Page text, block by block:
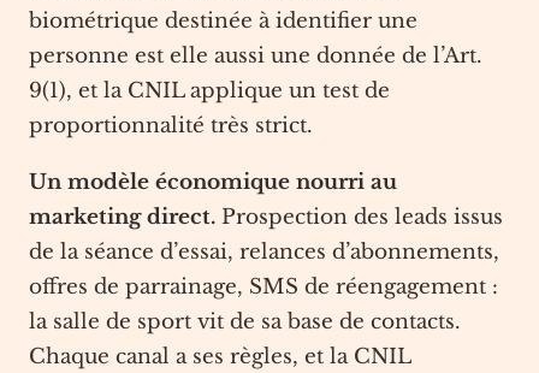
biométrique destinée à identifier une
personne est elle aussi une donnée de l’Art.
9(1), et la CNIL applique un test de
proportionnalité très strict.
Un modèle économique nourri au
marketing direct. Prospection des leads issus
de la séance d’essai, relances d’abonnements,
offres de parrainage, SMS de réengagement :
la salle de sport vit de sa base de contacts.
Chaque canal a ses règles, et la CNIL